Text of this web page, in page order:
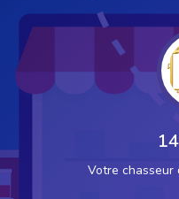
Votre chasseur